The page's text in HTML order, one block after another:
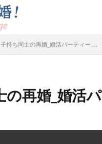
子持ち同士の再婚_婚活パーティー…。
再婚_婚活